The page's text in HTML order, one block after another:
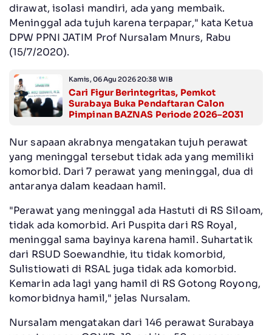
dirawat, isolasi mandiri, ada yang membaik.
Meninggal ada tujuh karena terpapar," kata Ketua
DPW PPNI JATIM Prof Nursalam Mnurs, Rabu
(15/7/2020).
Kamis, 06 Agu 2026 20:38 WIB
Cari Figur Berintegritas, Pemkot
Surabaya Buka Pendaftaran Calon
Pimpinan BAZNAS Periode 2026–2031
Nur sapaan akrabnya mengatakan tujuh perawat
yang meninggal tersebut tidak ada yang memiliki
komorbid. Dari 7 perawat yang meninggal, dua di
antaranya dalam keadaan hamil.
"Perawat yang meninggal ada Hastuti di RS Siloam,
tidak ada komorbid. Ari Puspita dari RS Royal,
meninggal sama bayinya karena hamil. Suhartatik
dari RSUD Soewandhie, itu tidak komorbid,
Sulistiowati di RSAL juga tidak ada komorbid.
Kemarin ada lagi yang hamil di RS Gotong Royong,
komorbidnya hamil," jelas Nursalam.
Nursalam mengatakan dari 146 perawat Surabaya